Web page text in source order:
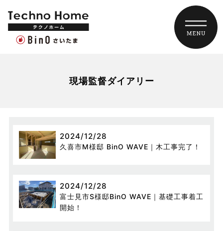
現場監督ダイアリー
2024/12/28
久喜市M様邸 BinO WAVE｜木工事完了！
2024/12/28
富士見市S様邸BinO WAVE｜基礎工事着工
開始！